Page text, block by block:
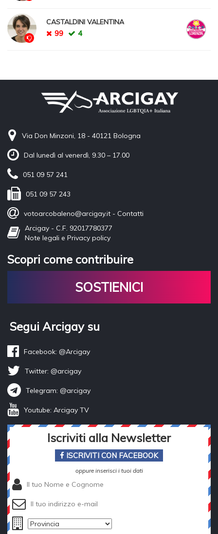
CASTALDINI VALENTINA
99 4
Via Don Minzoni, 18 - 40121 Bologna
Dal lunedì al venerdì, 9.30 – 17.00
051 09 57 241
051 09 57 243
votoarcobaleno@arcigay.it - Contatti
Arcigay - C.F. 92017780377
Note legali e Privacy policy
Scopri come contribuire
SOSTIENICI
Segui Arcigay su
Facebook: @Arcigay
Twitter: @arcigay
Telegram: @arcigay
Youtube: Arcigay TV
Iscriviti alla Newsletter
ISCRIVITI CON FACEBOOK
oppure inserisci i tuoi dati